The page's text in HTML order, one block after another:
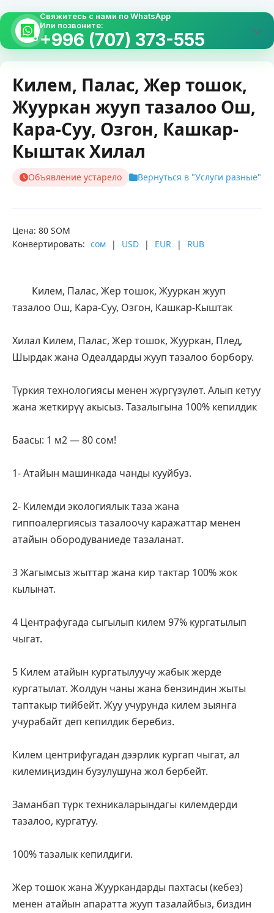
Свяжитесь с нами по WhatsApp
Или позвоните:
+996 (707) 373-555
Килем, Палас, Жер тошок,
Жууркан жууп тазалоо Ош,
Кара-Суу, Озгон, Кашкар-
Кыштак Хилал
Объявление устарело Вернуться в "Услуги разные"
Цена: 80 SOM
Конвертировать: сом | USD | EUR | RUB
тазалоо Ош, Кара-Суу, Озгон, Кашкар-Кыштак
Хилал Килем, Палас, Жер тошок, Жууркан, Плед,
Шырдак жана Одеалдарды жууп тазалоо борбору.
Түркия технологиясы менен жүргүзүлөт. Алып кетуу
жана жеткирүү акысыз. Тазалыгына 100% кепилдик
Баасы: 1 м2 — 80 сом!
1- Атайын машинкада чанды кууйбуз.
2- Килемди экологиялык таза жана
гиппоалергиясыз тазалоочу каражаттар менен
атайын обородуваниеде тазаланат.
3 Жагымсыз жыттар жана кир тактар 100% жок
кылынат.
4 Центрафугада сыгылып килем 97% кургатылып
чыгат.
5 Килем атайын кургатылуучу жабык жерде
кургатылат. Жолдун чаны жана бензиндин жыты
таптакыр тийбейт. Жуу учурунда килем зыянга
учурабайт деп кепилдик беребиз.
Килем центрифугадан дээрлик кургап чыгат, ал
килемиңиздин бузулушуна жол бербейт.
Заманбап түрк техникаларындагы килемдерди
тазалоо, кургатуу.
100% тазалык кепилдиги.
Жер тошок жана Жууркандарды пахтасы (кебез)
менен атайын апаратта жууп тазалайбыз, биздин